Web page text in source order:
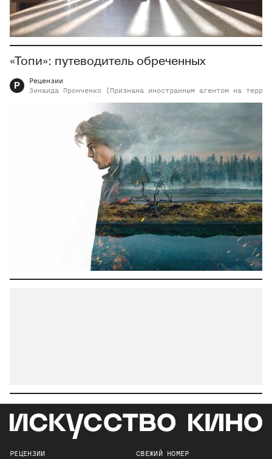
«Топи»: путеводитель обреченных
Р
Рецензии
Зинаида
Пронченко (Признана иностранным агентом на
РЕЦЕНЗИИ
СВЕЖИЙ НОМЕР